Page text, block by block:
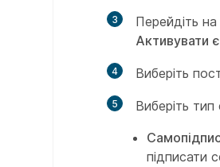
3 Перейдіть
Активувати
4 Виберіть
5
Виберіть тип
підписати